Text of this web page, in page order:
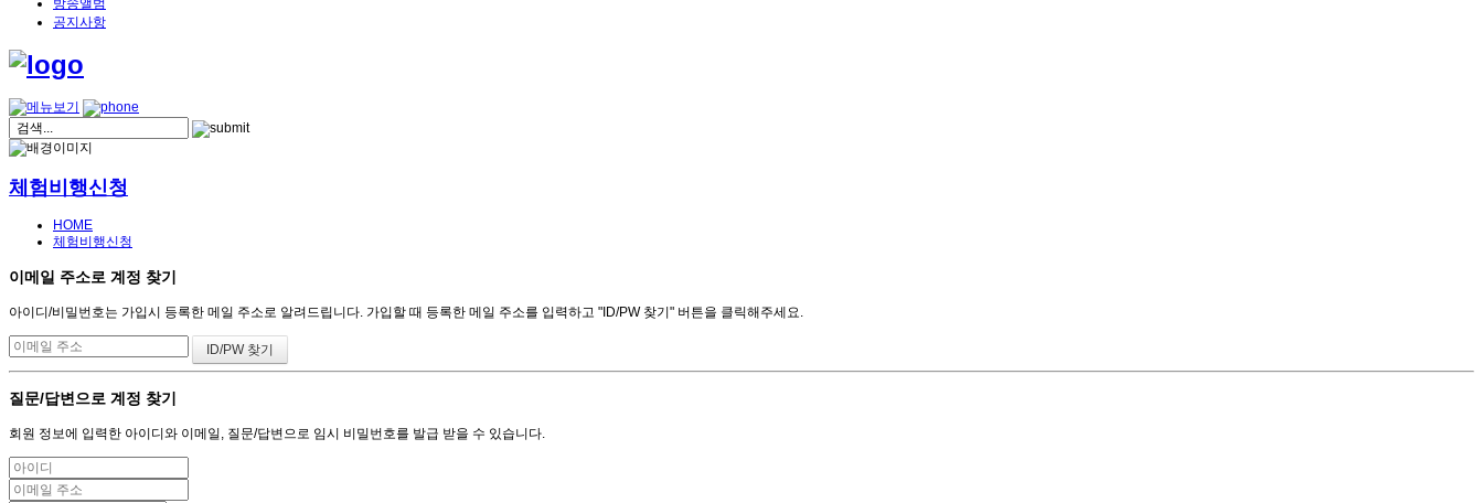
방송앨범
공지사항
체험비행신청
HOME
체험비행신청
이메일 주소로 계정 찾기
아이디/비밀번호는 가입시 등록한 메일 주소로 알려드립니다. 가입할 때 등록한 메일 주소를 입력하고 "ID/PW 찾기" 버튼을 클릭해주세요.
질문/답변으로 계정 찾기
회원 정보에 입력한 아이디와 이메일, 질문/답변으로 임시 비밀번호를 발급 받을 수 있습니다.